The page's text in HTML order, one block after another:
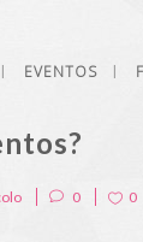
EVENTOS
0 0